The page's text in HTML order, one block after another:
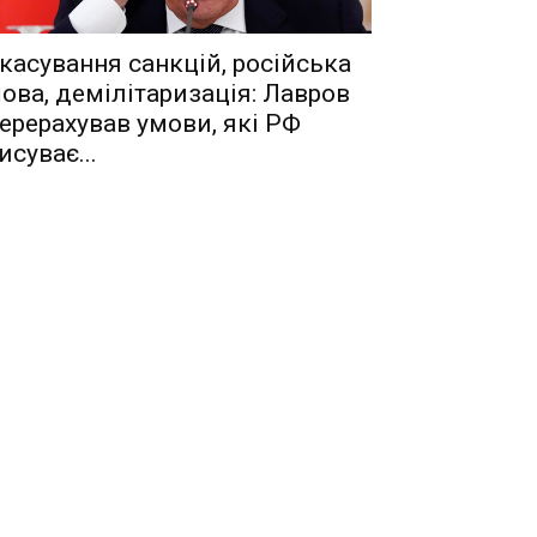
санкцій, російська
демілітаризація: Лавров
умови, які РФ